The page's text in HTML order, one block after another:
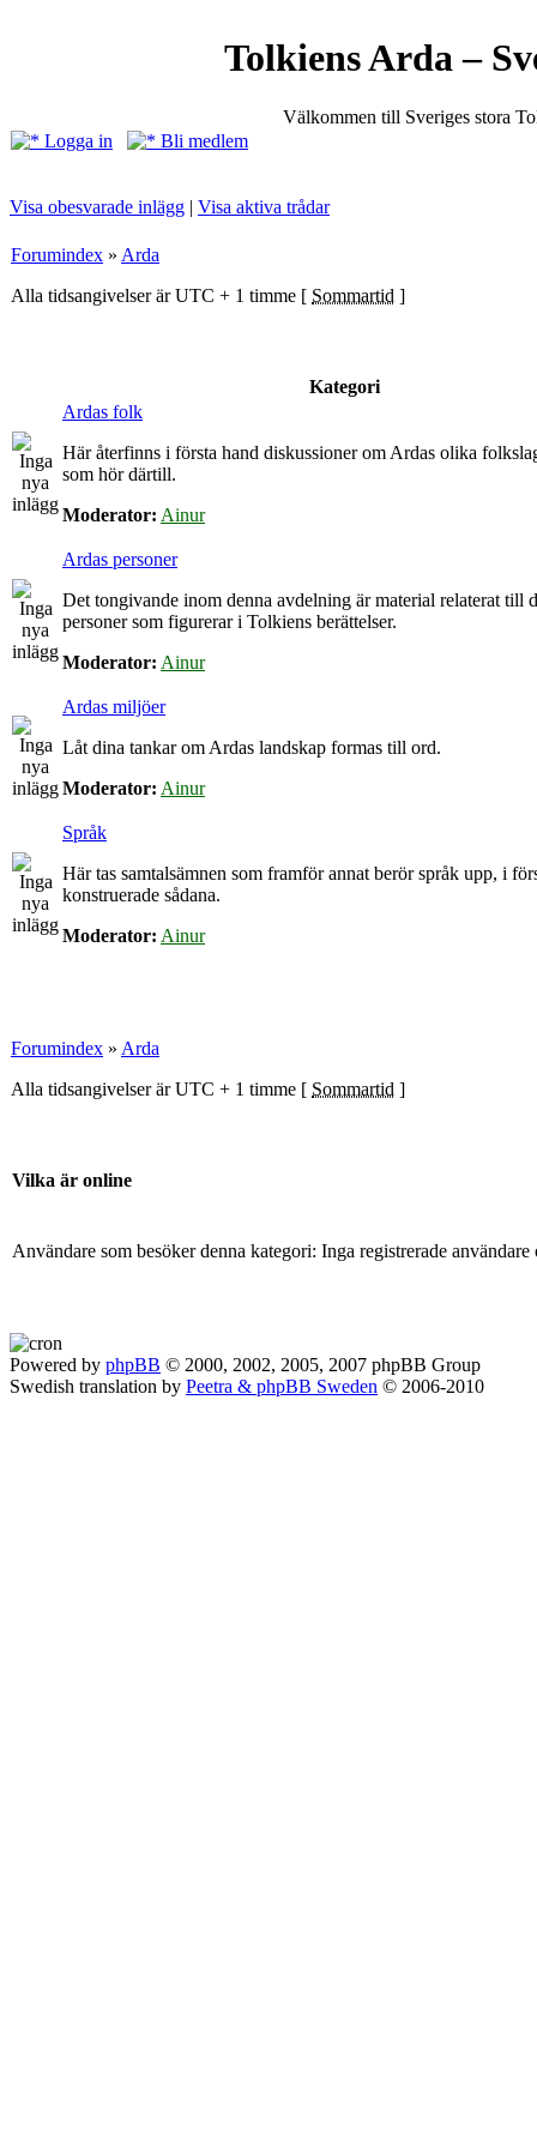
Tolkiens Arda –
Välkommen till Sveriges stora
Logga in
Bli medlem
Visa obesvarade inlägg | Visa aktiva trådar
Forumindex » Arda
Alla tidsangivelser är UTC + 1 timme [ Sommartid ]
Kategori
Ardas folk
Här återfinns i första hand diskussioner om Ardas olika
som hör därtill.
Moderator: Ainur
Ardas personer
Det tongivande inom denna avdelning är material relaterat till
personer som figurerar i Tolkiens berättelser.
Moderator: Ainur
Ardas miljöer
Låt dina tankar om Ardas landskap formas till ord.
Moderator: Ainur
Språk
Här tas samtalsämnen som framför annat berör språk upp, i
konstruerade sådana.
Moderator: Ainur
Forumindex » Arda
Alla tidsangivelser är UTC + 1 timme [ Sommartid ]
Vilka är online
Användare som besöker denna kategori: Inga registrerade användare
Powered by phpBB © 2000, 2002, 2005, 2007 phpBB Group
Swedish translation by Peetra & phpBB Sweden © 2006-2010